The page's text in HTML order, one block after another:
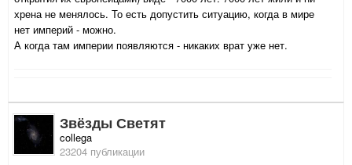
хрена не менялось. То есть допустить ситуацию, когда в мире
нет империй - можно.
А когда там империи появляются - никаких врат уже нет.
Звёзды Светят
collega
23204 публикации